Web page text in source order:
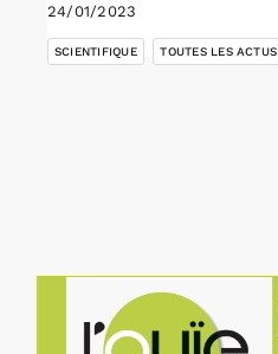
24/01/2023
SCIENTIFIQUE TOUTES LES ACTUS